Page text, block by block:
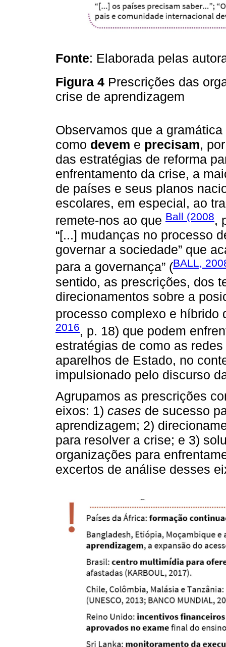
Fonte: Elaborada pelas
Figura 4 Prescrições das
crise de aprendizagem
Observamos que a
como devem e precisam,
das estratégias de reforma
enfrentamento da crise, a
de países e seus planos
escolares, em especial, ao
remete-nos ao que Ball (2008,
“[...] mudanças no processo
governar a sociedade” que
para a governança” (BALL,
sentido, as prescrições, dos
direcionamentos sobre a
processo complexo e híbrido
2016, p. 18) que podem
estratégias de como as
aparelhos de Estado, no
impulsionado pelo discurso
Agrupamos as prescrições
eixos: 1) cases de sucesso
aprendizagem; 2)
para resolver a crise; e 3)
organizações para
excertos de análise desses